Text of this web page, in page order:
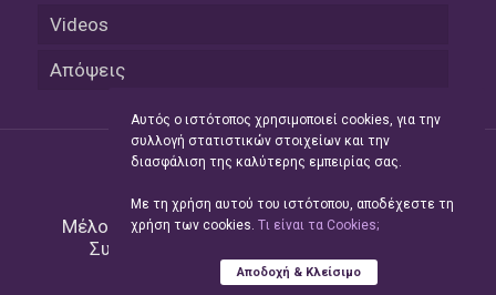
Videos
Απόψεις
Μέλος του Δικτύου τηςHellas Press Media
Συντήρηση και Ανάπτυξη
Αυτός ο ιστότοπος χρησιμοποιεί cookies, για την
συλλογή στατιστικών στοιχείων και την
διασφάλιση της καλύτερης εμπειρίας σας.
Με τη χρήση αυτού του ιστότοπου, αποδέχεστε τη
χρήση των cookies. Tι είναι τα Cookies;
Αποδοχή & Κλείσιμο